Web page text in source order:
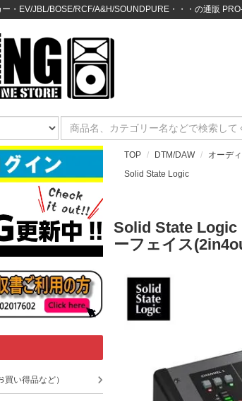
・EV/JBL/BOSE/RCF/A&H/SOUNDPURE・・・の通販
TOP DTM/DAW
オーデ
Solid State Logic
Solid State
ーフェイス
買い得品など）